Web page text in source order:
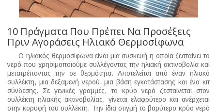
10 Πράγματα Που Πρέπει Να Προσέξεις
Πριν Αγοράσεις Ηλιακό Θερμοσίφωνα
Ο ηλιακός θερμοσίφωνα είναι μια συσκευή η οποία ζεσταίνει το
νερό που χρησιμοποιούμε συλλέγοντας την ηλιακή ακτινοβολία και
μετατρέποντας την σε θερμότητα. Αποτελείται από έναν ηλιακό
συλλέκτη, μια δεξαμενή νερού, μια βάση εγκατάστασης και ένα κιτ
σύνδεσης. Σε γενικές γραμμές, το κρύο νερό ζεσταίνεται στον
συλλέκτη ηλιακής ακτινοβολίας, γίνεται ελαφρύτερο και ανέρχεται
στην κορυφή του συλλέκτη. Την ίδια στιγμή το βαρύτερο κρύο νερό